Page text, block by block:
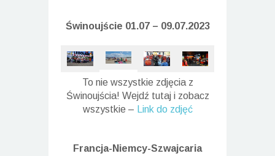
Świnoujście 01.07 – 09.07.2023
To nie wszystkie zdjęcia z
Świnoujścia! Wejdź tutaj i zobacz
wszystkie –
Link do zdjęć
Francja-Niemcy-Szwajcaria